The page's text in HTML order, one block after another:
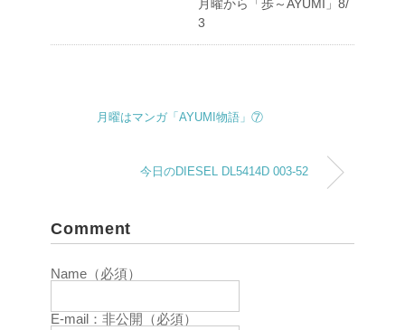
月曜から「歩～AYUMI」8/
3
月曜はマンガ「AYUMI物語」⑦
今日のDIESEL DL5414D 003-52
Comment
Name（必須）
E-mail：非公開（必須）